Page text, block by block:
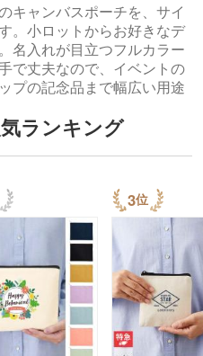
キャンバスポーチを、サイ
。小ロットからお好きなデ
名入れが目立つフルカラー
で丈夫なので、イベントの
プの記念品まで幅広い用途
ランキング
3